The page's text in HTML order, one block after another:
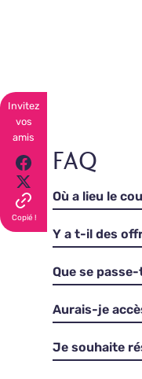
Invitez
vos
amis
Copié !
FAQ
Où a lieu le
Y a t-il des
Que se
Aurais-je
Je souhaite